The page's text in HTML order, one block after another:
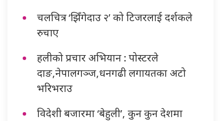
चलचित्र ‘झिँगेदाउ २’ को टिजरलाई दर्शकले
रुचाए
हलीको प्रचार अभियान : पोस्टरले
दाङ,नेपालगञ्ज,धनगढी लगायतका अटो
भरिभराउ
विदेशी बजारमा ‘बेहुली’, कुन कुन देशमा